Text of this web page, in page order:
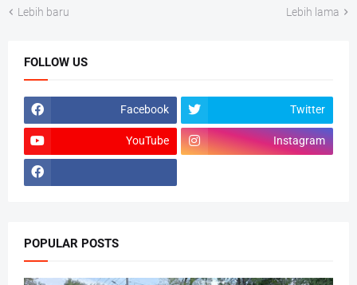
Lebih baru Lebih lama
FOLLOW US
Facebook Twitter
YouTube Instagram
POPULAR POSTS